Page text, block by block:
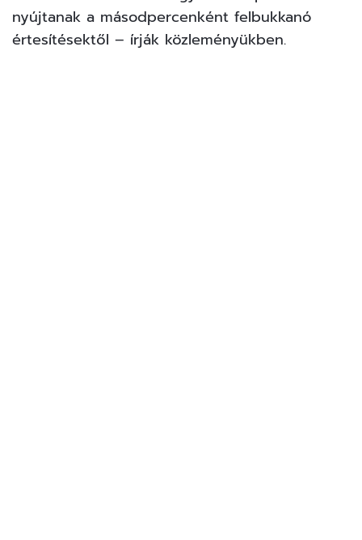
nyújtanak a másodpercenként felbukkanó
értesítésektől – írják közleményükben.